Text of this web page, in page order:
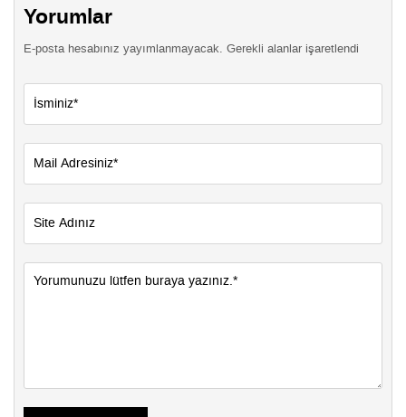
Yorumlar
E-posta hesabınız yayımlanmayacak. Gerekli alanlar işaretlendi